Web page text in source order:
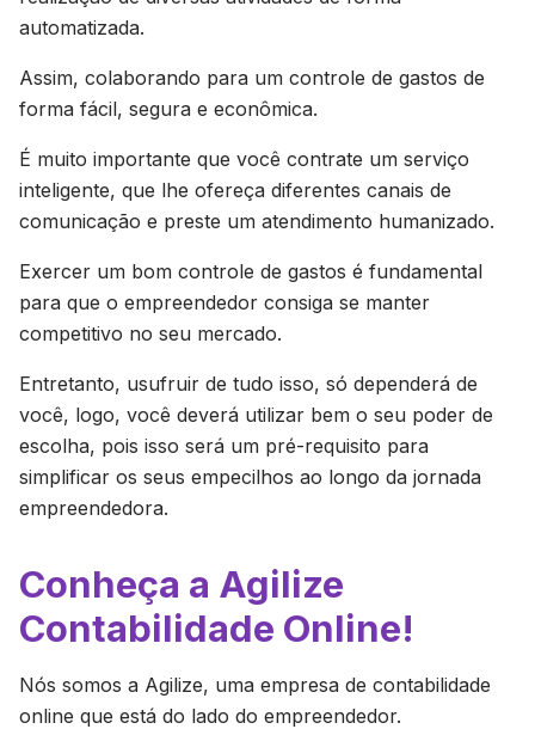
automatizada.
Assim, colaborando para um controle de gastos de
forma fácil, segura e econômica.
É muito importante que você contrate um serviço
inteligente, que lhe ofereça diferentes canais de
comunicação e preste um atendimento humanizado.
Exercer um bom controle de gastos é fundamental
para que o empreendedor consiga se manter
competitivo no seu mercado.
Entretanto, usufruir de tudo isso, só dependerá de
você, logo, você deverá utilizar bem o seu poder de
escolha, pois isso será um pré-requisito para
simplificar os seus empecilhos ao longo da jornada
empreendedora.
Conheça a Agilize
Contabilidade Online!
Nós somos a Agilize, uma empresa de contabilidade
online que está do lado do empreendedor.